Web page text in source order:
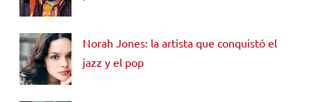
Norah Jones: la artista que conquistó el
jazz y el pop